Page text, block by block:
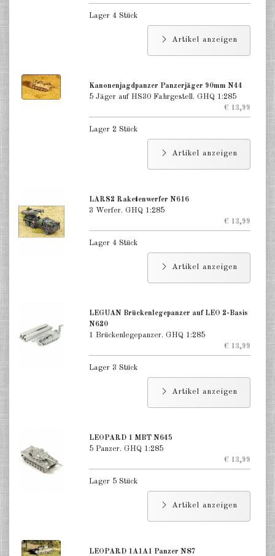
Lager 4 Stück
Artikel anzeigen
Kanonenjagdpanzer Panzerjäger 90mm N44
5 Jäger auf HS30 Fahrgestell. GHQ 1:285
€ 13,99
Lager 2 Stück
Artikel anzeigen
LARS2 Raketenwerfer N616
3 Werfer. GHQ 1:285
€ 13,99
Lager 4 Stück
Artikel anzeigen
LEGUAN Brückenlegepanzer auf LEO 2-Basis
N620
1 Brückenlegepanzer. GHQ 1:285
€ 13,99
Lager 3 Stück
Artikel anzeigen
LEOPARD 1 MBT N645
5 Panzer. GHQ 1:285
€ 13,99
Lager 5 Stück
Artikel anzeigen
LEOPARD 1A1A1 Panzer N87